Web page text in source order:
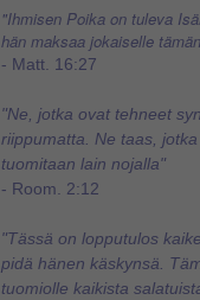
"Ihmisen Poika on tuleva
hän maksaa jokaiselle
- Matt. 16:27
"Ne, jotka ovat tehneet
riippumatta. Ne taas,
tuomitaan lain nojalla"
- Room. 2:12
"Tässä on lopputulos
pidä hänen käskynsä.
tuomiolle kaikista